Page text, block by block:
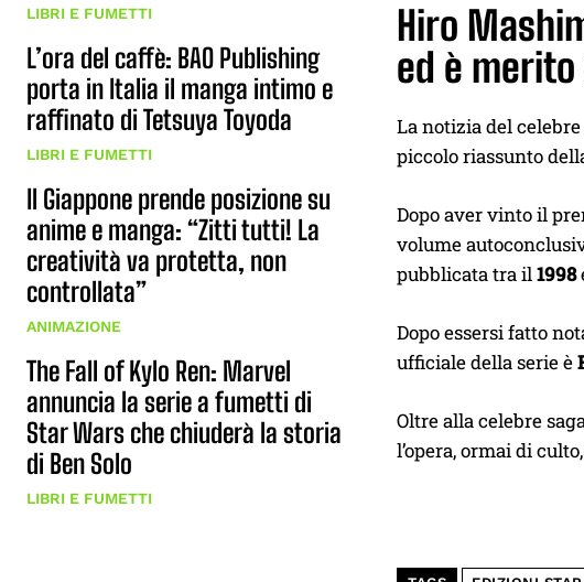
LIBRI E FUMETTI
L’ora del caffè: BAO Publishing
porta in Italia il manga intimo e
raffinato di Tetsuya Toyoda
LIBRI E FUMETTI
Il Giappone prende posizione su
anime e manga: “Zitti tutti! La
creatività va protetta, non
controllata”
ANIMAZIONE
The Fall of Kylo Ren: Marvel
annuncia la serie a fumetti di
Star Wars che chiuderà la storia
di Ben Solo
LIBRI E FUMETTI
Hiro
ed è
La notizia del
piccolo riassunto
Dopo aver vinto il
volume
pubblicata tra il1998
Dopo essersi fatto
ufficiale della serie è
Oltre alla celebre
l’opera, ormai di culto,